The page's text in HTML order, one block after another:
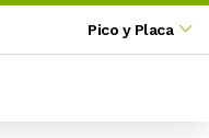
Pico y Placa